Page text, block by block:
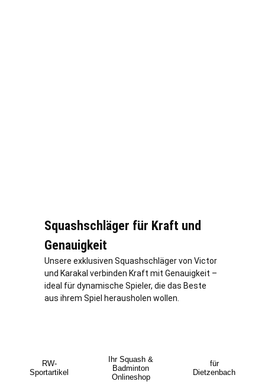
Squashschläger für Kraft und
Genauigkeit
Unsere exklusiven Squashschläger von Victor
und Karakal verbinden Kraft mit Genauigkeit –
ideal für dynamische Spieler, die das Beste
aus ihrem Spiel herausholen wollen.
RW-
Sportartikel
Ihr Squash &
Badminton
Onlineshop
für
Dietzenbach